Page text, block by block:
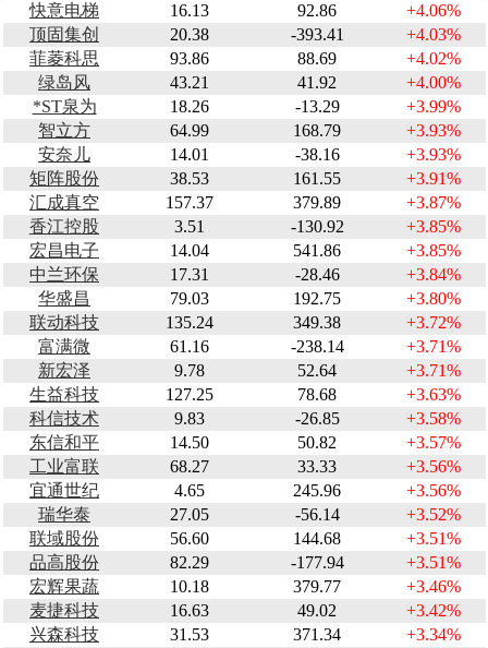
快意电梯
16.13 92.86
+4.06%
顶固集创
20.38 -393.41
+4.03%
菲菱科思
93.86 88.69
+4.02%
绿岛风
43.21 41.92
+4.00%
*ST泉为
18.26 -13.29
+3.99%
智立方
64.99 168.79
+3.93%
安奈儿
14.01 -38.16
+3.93%
矩阵股份
38.53 161.55
+3.91%
汇成真空
157.37 379.89
+3.87%
香江控股
3.51 -130.92
+3.85%
宏昌电子
14.04 541.86
+3.85%
中兰环保
17.31 -28.46
+3.84%
华盛昌
79.03 192.75
+3.80%
联动科技
135.24 349.38
+3.72%
富满微
61.16 -238.14
+3.71%
新宏泽
9.78 52.64
+3.71%
生益科技
127.25 78.68
+3.63%
科信技术
9.83 -26.85
+3.58%
东信和平
14.50 50.82
+3.57%
工业富联
68.27 33.33
+3.56%
宜通世纪
4.65 245.96
+3.56%
瑞华泰
27.05 -56.14
+3.52%
联域股份
56.60 144.68
+3.51%
品高股份
82.29 -177.94
+3.51%
宏辉果蔬
10.18 379.77
+3.46%
麦捷科技
16.63 49.02
+3.42%
兴森科技
31.53 371.34
+3.34%